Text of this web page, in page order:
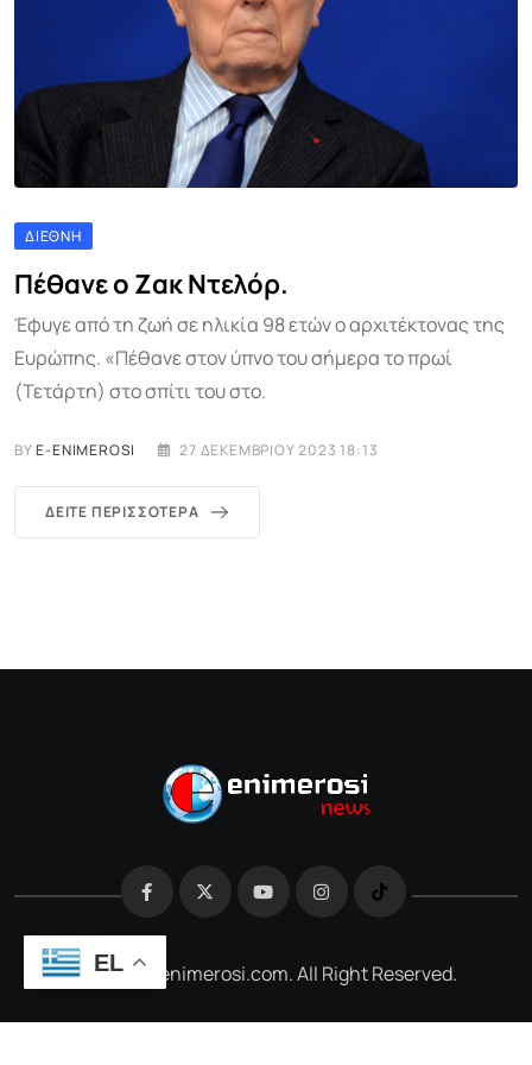
ΔΙΕΘΝΉ
Πέθανε ο Ζακ Ντελόρ.
Έφυγε από τη ζωή σε ηλικία 98 ετών ο αρχιτέκτονας της
Ευρώπης. «Πέθανε στον ύπνο του σήμερα το πρωί
(Τετάρτη) στο σπίτι του στο.
BYE-ENIMEROSI 27 ΔΕΚΕΜΒΡΊΟΥ 2023 18:13
ΔΕΊΤΕ ΠΕΡΙΣΣΌΤΕΡΑ
@2026 e-enimerosi.com. All Right Reserved.
EL